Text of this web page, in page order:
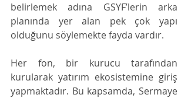
belirlemek adına GSYF’lerin arka
planında yer alan pek çok yapı
olduğunu söylemekte fayda vardır.
Her fon, bir kurucu tarafından
kurularak yatırım ekosistemine giriş
yapmaktadır. Bu kapsamda, Sermaye